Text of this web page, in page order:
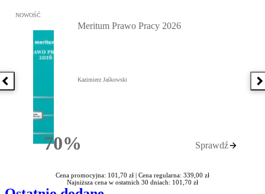
Poprzednia książka
Przejdź do: Meritum Prawo Pracy 2026, Kazimierz Jaśkowski -
NOWOŚĆ
70%Rabatu
Meritum Prawo Pracy 2026
Kazimierz Jaśkowski
Sprawdź
Cena promocyjna: 101,70 zł | Cena regularna: 339,00 zł
Najniższa cena w ostatnich 30 dniach: 101,70 zł